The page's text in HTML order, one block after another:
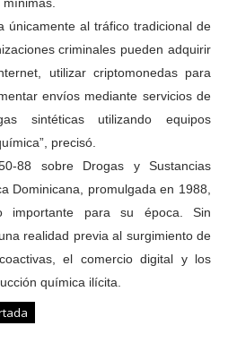
únicamente al tráfico tradicional de
criminales pueden adquirir
utilizar criptomonedas para
envíos mediante servicios de
sintéticas utilizando equipos
precisó.
88 sobre Drogas y Sustancias
Dominicana, promulgada en 1988,
importante para su época. Sin
realidad previa al surgimiento de
el comercio digital y los
química ilícita.